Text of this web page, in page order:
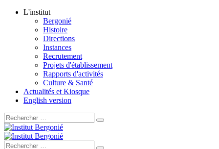
L'institut
Bergonié
Histoire
Directions
Instances
Recrutement
Projets d'établissement
Rapports d'activités
Culture & Santé
Actualités et Kiosque
English version
Rechercher :
Rechercher :